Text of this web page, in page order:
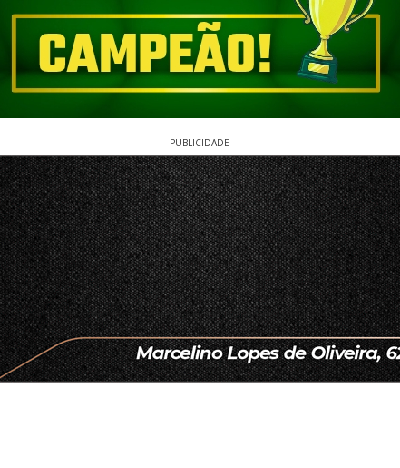
PUBLICIDADE